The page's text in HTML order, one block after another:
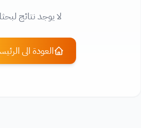
لا يوجد نتائج
العودة الى